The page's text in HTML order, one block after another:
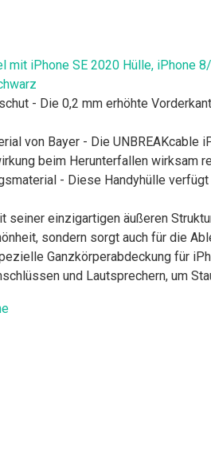
mit iPhone SE 2020 Hülle, iPhone
- Die 0,2 mm erhöhte
von Bayer - Die
beim Herunterfallen wirksam
- Diese Handyhülle
seiner einzigartigen äußeren
sondern sorgt auch für die
Ganzkörperabdeckung für
und Lautsprechern, um